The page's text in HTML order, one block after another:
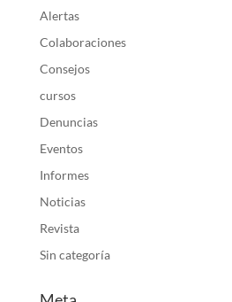
Alertas
Colaboraciones
Consejos
cursos
Denuncias
Eventos
Informes
Noticias
Revista
Sin categoría